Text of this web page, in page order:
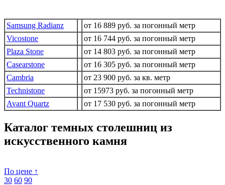
Samsung Radianz
от 16 889 руб. за погонный метр
Vicostone
от 16 744 руб. за погонный метр
Plaza Stone
от 14 803 руб. за погонный метр
Casearstone
от 16 305 руб. за погонный метр
Cambria
от 23 900 руб. за кв. метр
Technistone
от 15973 руб. за погонный метр
Avant Quartz
от 17 530 руб. за погонный метр
Каталог темных столешниц из
искусственного камня
По цене ↑
30 60 90